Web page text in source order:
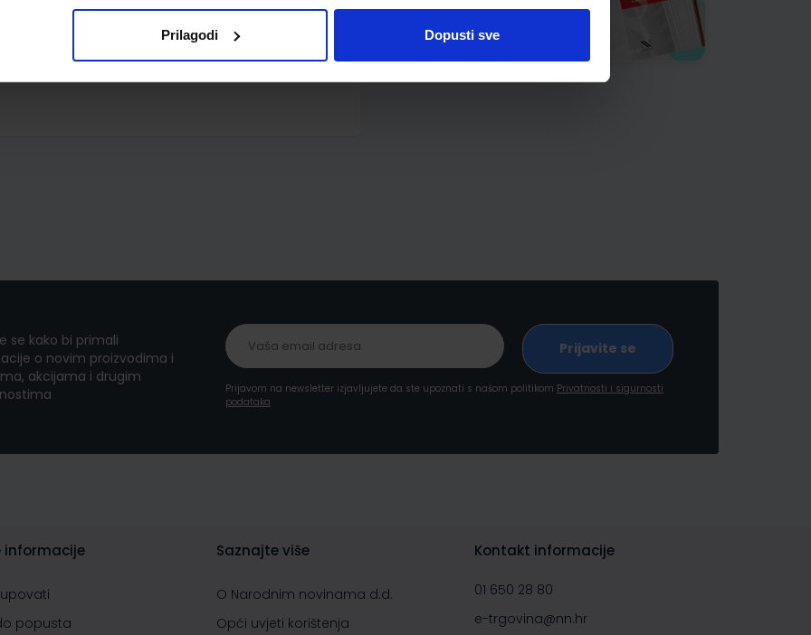
Prilagodi Dopusti sve
se kako bi primali
o novim proizvodima i
akcijama i drugim
Prijavom na newsletter izjavljujete da ste upoznati s našom politikom Privatnosti i sigurnosti
podataka
informacije
popusta
Saznajte više
O Narodnim novinama d.d.
Opći uvjeti korištenja
Kontakt informacije
01 650 28 80
e-trgovina@nn.hr